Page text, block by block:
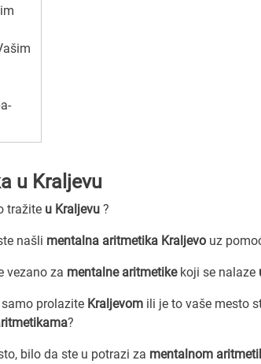
u Kraljevu
tražite u Kraljevu ?
našli mentalna aritmetika Kraljevo uz
vezano za mentalne aritmetikekoji se nalaze
prolazite Kraljevom ili je to vaše mesto
?
bilo da ste u potrazi za mentalnom